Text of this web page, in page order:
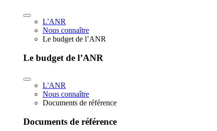
L'ANR
Nous connaître
Le budget de l’ANR
Le budget de l’ANR
L'ANR
Nous connaître
Documents de référence
Documents de référence